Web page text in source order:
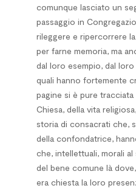
comunque lasciato un
passaggio in
rileggere e ripercorrere
per farne memoria, ma
dal loro esempio, dal
quali hanno fortemente
pagine si è pure
Chiesa, della vita
storia di consacrati che,
della confondatrice,
che, intellettuali, morali
del bene comune là
era chiesta la loro